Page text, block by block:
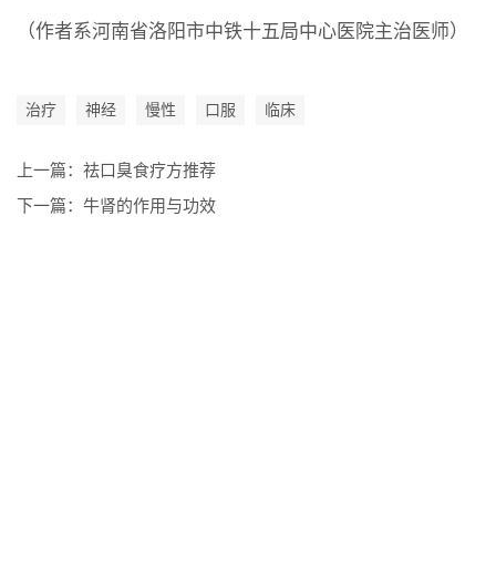
（作者系河南省洛阳市中铁十五局中心医院主治医师）
治疗 神经 慢性 口服 临床
上一篇： 祛口臭食疗方推荐
下一篇： 牛肾的作用与功效